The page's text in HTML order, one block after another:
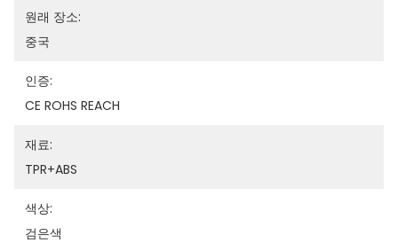
원래 장소:
중국
인증:
CE ROHS REACH
재료:
TPR+ABS
색상:
검은색